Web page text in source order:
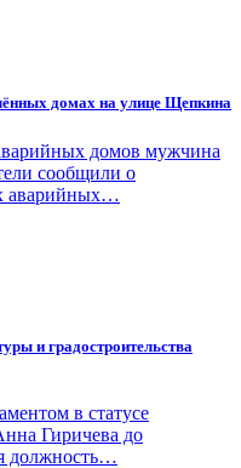
домах на улице Щепкина
домов мужчина
сообщили о
аварийных…
и градостроительства
в статусе
Гиричева до
должность…